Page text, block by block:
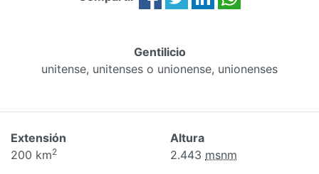
Gentilicio
unitense, unitenses o unionense, unionenses
Extensión
200 km2
Altura
2.443 msnm